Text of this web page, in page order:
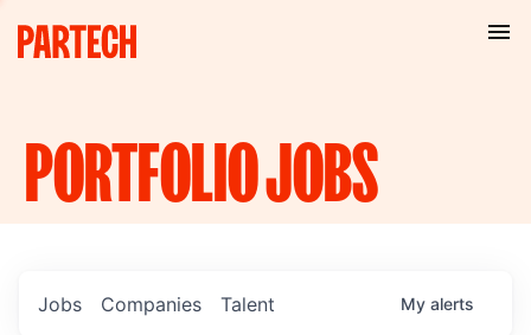
PORTFOLIOJOBS
Jobs Companies Talent My alerts